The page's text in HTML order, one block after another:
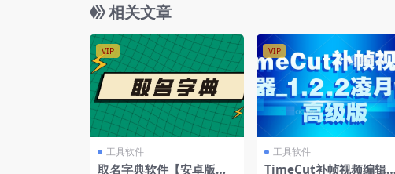
相关文章
VIP
工具软件
取名字典软件【安卓版
VIP
工具软件
TimeCut补帧视频编辑器